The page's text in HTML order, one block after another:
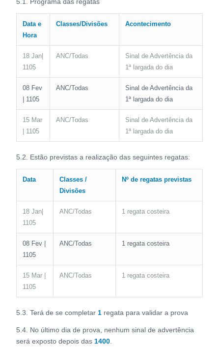
Data e
Hora
Classes/Divisões Acontecimento
18 Jan|
1105
ANC/Todas
Sinal de Advertência da
1ª largada do dia
08 Fev
| 1105
ANC/Todas
Sinal de Advertência da
1ª largada do dia
15 Mar
| 1105
ANC/Todas
Sinal de Advertência da
1ª largada do dia
5.2. Estão previstas a realização das seguintes regatas:
Data
Classes /
Divisões
Nº de regatas previstas
18 Jan|
1105
ANC/Todas 1 regata costeira
08 Fev |
1105
ANC/Todas 1 regata costeira
15 Mar |
1105
ANC/Todas 1 regata costeira
5.3. Terá de se completar 1 regata para validar a prova
5.4. No último dia de prova, nenhum sinal de advertência
será exposto depois das 1400.